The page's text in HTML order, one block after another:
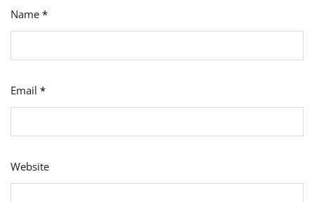
Name *
Email *
Website